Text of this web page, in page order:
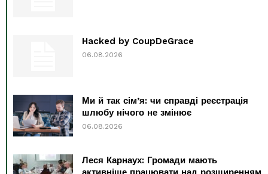
Hacked by CoupDeGrace
06.08.2026
Ми й так сім’я: чи справді реєстрація
шлюбу нічого не змінює
06.08.2026
Леся Карнаух: Громади мають